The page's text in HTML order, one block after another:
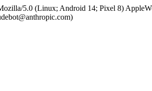
5.0 (Linux; Android 14; Pixel 8)